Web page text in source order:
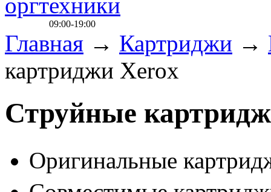
09:00-19:00
Главная → Картриджи →
картриджи Xerox
Струйные
Оригинальные